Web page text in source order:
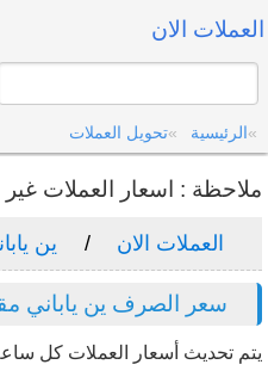
العملات الان
الرئيسية تحويل العملات
ملاحظة : اسعار العملات
العملات الان ين
سعر الصرف ين ياباني
يتم تحديث أسعار العملات كل ساعة